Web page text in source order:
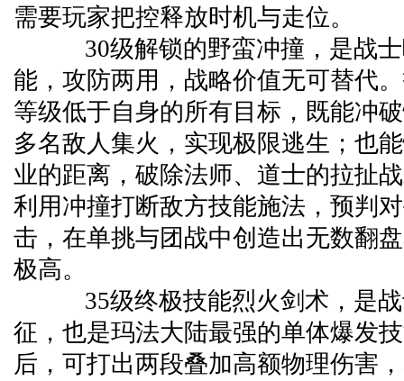
需要玩家把控释放时机与走位。
30级解锁的野蛮冲撞，是战士
能，攻防两用，战略价值无可替代
等级低于自身的所有目标，既能冲
多名敌人集火，实现极限逃生；也
业的距离，破除法师、道士的拉扯
利用冲撞打断敌方技能施法，预判
击，在单挑与团战中创造出无数翻
极高。
35级终极技能烈火剑术，是战
征，也是玛法大陆最强的单体爆发
后，可打出两段叠加高额物理伤害